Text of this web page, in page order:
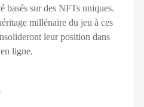
basés sur des NFTs uniques.
millénaire du jeu à ces
leur position dans
ligne.